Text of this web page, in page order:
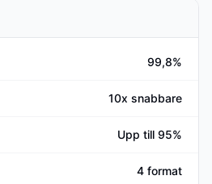
99,8%
10x snabbare
Upp till 95%
4 format